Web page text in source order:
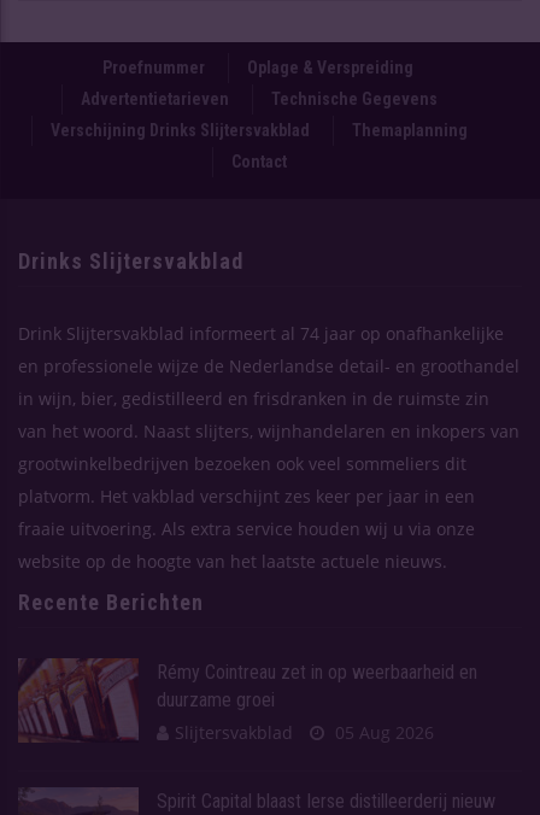
Proefnummer
Oplage & Verspreiding
Advertentietarieven
Technische Gegevens
Verschijning Drinks Slijtersvakblad
Themaplanning
Contact
Drinks Slijtersvakblad
Drink Slijtersvakblad informeert al 74 jaar op onafhankelijke
en professionele wijze de Nederlandse detail- en groothandel
in wijn, bier, gedistilleerd en frisdranken in de ruimste zin
van het woord. Naast slijters, wijnhandelaren en inkopers van
grootwinkelbedrijven bezoeken ook veel sommeliers dit
platvorm. Het vakblad verschijnt zes keer per jaar in een
fraaie uitvoering. Als extra service houden wij u via onze
website op de hoogte van het laatste actuele nieuws.
Recente Berichten
Rémy Cointreau zet in op weerbaarheid en
duurzame groei
Slijtersvakblad
05 Aug 2026
Spirit Capital blaast Ierse distilleerderij nieuw